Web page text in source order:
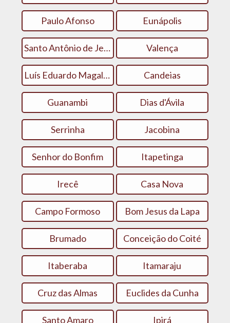
Paulo Afonso Eunápolis
Santo Antônio de Jesus Valença
Luís Eduardo Magalhães Candeias
Guanambi Dias d'Ávila
Serrinha Jacobina
Senhor do Bonfim Itapetinga
Irecê Casa Nova
Campo Formoso Bom Jesus da Lapa
Brumado Conceição do Coité
Itaberaba Itamaraju
Cruz das Almas Euclides da Cunha
Santo Amaro Ipirá